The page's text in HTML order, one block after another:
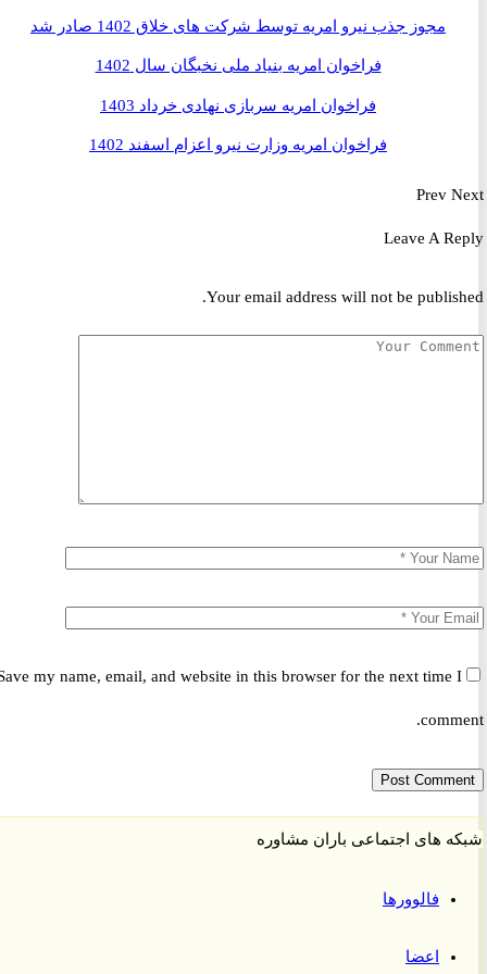
مجوز جذب نیرو امریه توسط شرکت های خلاق 1402 صادر شد
فراخوان امریه بنیاد ملی نخبگان سال 1402
فراخوان امریه سربازی نهادی خرداد 1403
فراخوان امریه وزارت نیرو اعزام اسفند 1402
Prev
Leave A
Your email address will not be
Save my name, email, and website in this browser for the next time
های اجتماعی باران مشاوره
فالوورها
اعضا